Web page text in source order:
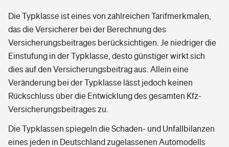
Die Typklasse ist eines von zahlreichen Tarifmerkmalen,
das die Versicherer bei der Berechnung des
Versicherungsbeitrages berücksichtigen. Je niedriger die
Einstufung in der Typklasse, desto günstiger wirkt sich
dies auf den Versicherungsbeitrag aus. Allein eine
Veränderung bei der Typklasse lässt jedoch keinen
Rückschluss über die Entwicklung des gesamten Kfz-
Versicherungsbeitrages zu.
Die Typklassen spiegeln die Schaden- und Unfallbilanzen
eines jeden in Deutschland zugelassenen Automodells